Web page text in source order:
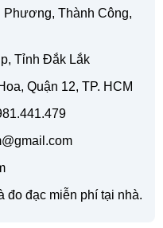
Phương, Thành Công,
Tỉnh Đắk Lắk
Quận 12, TP. HCM
đo đạc miễn phí tại nhà.